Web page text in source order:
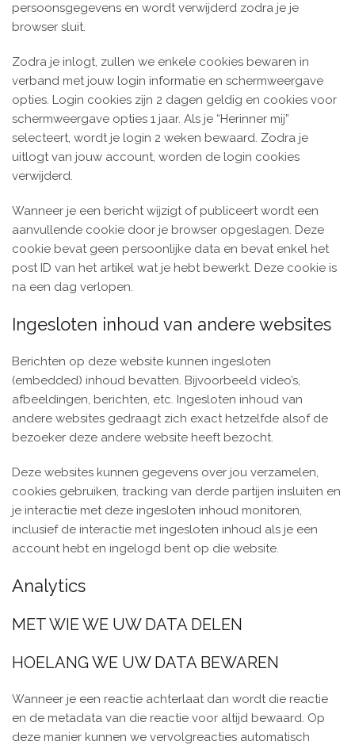
persoonsgegevens en wordt verwijderd zodra je je
browser sluit.
Zodra je inlogt, zullen we enkele cookies bewaren in
verband met jouw login informatie en schermweergave
opties. Login cookies zijn 2 dagen geldig en cookies voor
schermweergave opties 1 jaar. Als je “Herinner mij”
selecteert, wordt je login 2 weken bewaard. Zodra je
uitlogt van jouw account, worden de login cookies
verwijderd.
Wanneer je een bericht wijzigt of publiceert wordt een
aanvullende cookie door je browser opgeslagen. Deze
cookie bevat geen persoonlijke data en bevat enkel het
post ID van het artikel wat je hebt bewerkt. Deze cookie is
na een dag verlopen.
Ingesloten inhoud van andere websites
Berichten op deze website kunnen ingesloten
(embedded) inhoud bevatten. Bijvoorbeeld video’s,
afbeeldingen, berichten, etc. Ingesloten inhoud van
andere websites gedraagt zich exact hetzelfde alsof de
bezoeker deze andere website heeft bezocht.
Deze websites kunnen gegevens over jou verzamelen,
cookies gebruiken, tracking van derde partijen insluiten en
je interactie met deze ingesloten inhoud monitoren,
inclusief de interactie met ingesloten inhoud als je een
account hebt en ingelogd bent op die website.
Analytics
MET WIE WE UW DATA DELEN
HOELANG WE UW DATA BEWAREN
Wanneer je een reactie achterlaat dan wordt die reactie
en de metadata van die reactie voor altijd bewaard. Op
deze manier kunnen we vervolgreacties automatisch